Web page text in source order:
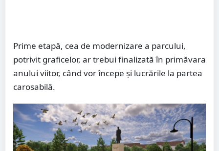
Prime etapă, cea de modernizare a parcului,
potrivit graficelor, ar trebui finalizată în primăvara
anului viitor, când vor începe și lucrările la partea
carosabilă.